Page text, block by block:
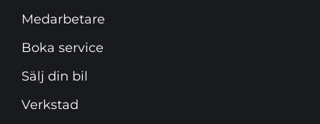
Medarbetare
Boka service
Sälj din bil
Verkstad